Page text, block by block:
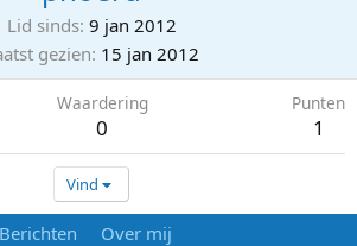
Lid sinds 9 jan 2012
gezien 15 jan 2012
Waardering
0
Punten
1
Vind
Berichten Over mij